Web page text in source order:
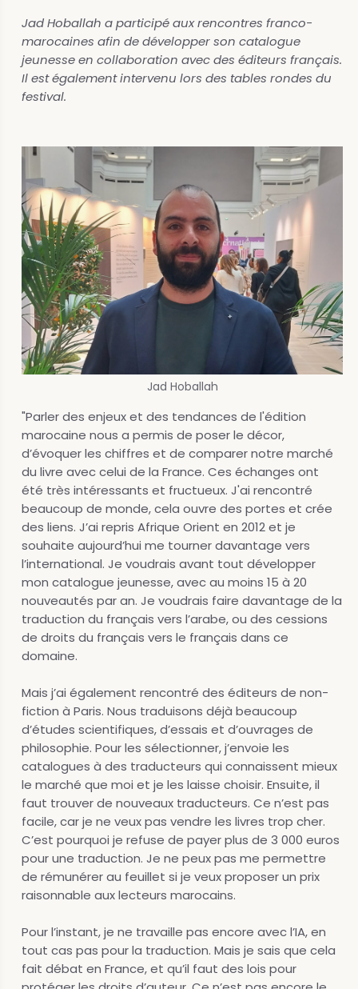
Jad Hoballah a participé aux rencontres franco-
marocaines afin de développer son catalogue
jeunesse en collaboration avec des éditeurs français.
Il est également intervenu lors des tables rondes du
festival.
Jad Hoballah
"Parler des enjeux et des tendances de l'édition
marocaine nous a permis de poser le décor,
d’évoquer les chiffres et de comparer notre marché
du livre avec celui de la France. Ces échanges ont
été très intéressants et fructueux. J'ai rencontré
beaucoup de monde, cela ouvre des portes et crée
des liens. J’ai repris Afrique Orient en 2012 et je
souhaite aujourd’hui me tourner davantage vers
l’international. Je voudrais avant tout développer
mon catalogue jeunesse, avec au moins 15 à 20
nouveautés par an. Je voudrais faire davantage de la
traduction du français vers l’arabe, ou des cessions
de droits du français vers le français dans ce
domaine.
Mais j’ai également rencontré des éditeurs de non-
fiction à Paris. Nous traduisons déjà beaucoup
d’études scientifiques, d’essais et d’ouvrages de
philosophie. Pour les sélectionner, j’envoie les
catalogues à des traducteurs qui connaissent mieux
le marché que moi et je les laisse choisir. Ensuite, il
faut trouver de nouveaux traducteurs. Ce n’est pas
facile, car je ne veux pas vendre les livres trop cher.
C’est pourquoi je refuse de payer plus de 3 000 euros
pour une traduction. Je ne peux pas me permettre
de rémunérer au feuillet si je veux proposer un prix
raisonnable aux lecteurs marocains.
Pour l’instant, je ne travaille pas encore avec l’IA, en
tout cas pas pour la traduction. Mais je sais que cela
fait débat en France, et qu’il faut des lois pour